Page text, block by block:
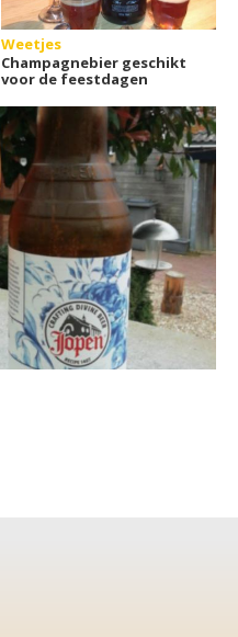
Weetjes
Champagnebier geschikt
voor de feestdagen